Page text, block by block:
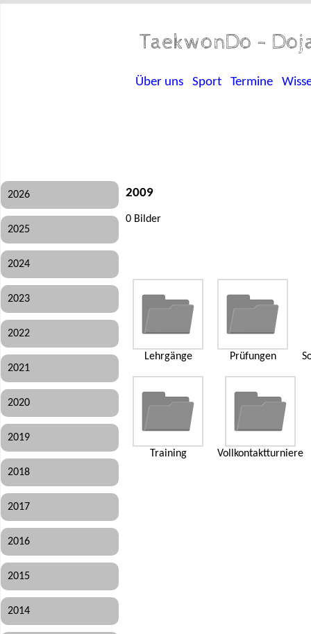
TaekwonDo -
Über uns Sport Termine
2026
2025
2024
2023
2022
2021
2020
2019
2018
2017
2016
2015
2014
2009
0 Bilder
Lehrgänge Prüfungen
Training Vollkontaktturniere